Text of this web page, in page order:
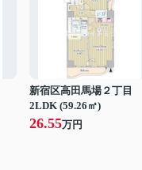
新宿区高田馬場２丁目
2LDK (59.26㎡)
26.55万円